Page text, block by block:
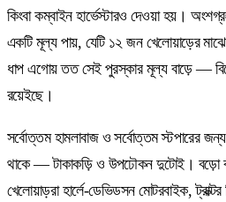
কিংবা কম্বাইন হার্ভেস্টারও দেওয়া হয়।
একটি মূল্য পায়, যেটি ১২ জন খেলোয়াড়ের মাঝে
ধাপ এগোয় তত সেই পুরস্কার মূল্য বাড়ে —
রয়েইছে।
সর্বোত্তম হামলাবাজ ও সর্বোত্তম স্টপারের
থাকে — টাকাকড়ি ও উপঢৌকন দুটোই। বড়ো
খেলোয়াড়রা হার্লে-ডেভিডসন মোটরবাইক, ট্রাক্টর